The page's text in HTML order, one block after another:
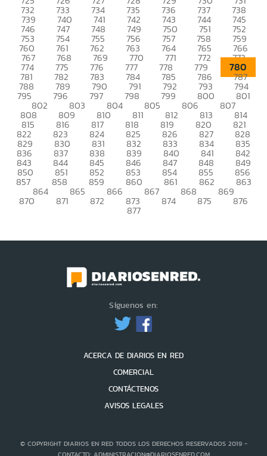
732 733 734 735 736 737 738
739 740 741 742 743 744 745
746 747 748 749 750 751 752
753 754 755 756 757 758 759
760 761 762 763 764 765 766
767 768 769 770 771 772 773
774 775 776 777 778 779 780
781 782 783 784 785 786 787
788 789 790 791 792 793 794
795 796 797 798 799 800 801
802 803 804 805 806 807
808 809 810 811 812 813 814
815 816 817 818 819 820 821
822 823 824 825 826 827 828
829 830 831 832 833 834 835
836 837 838 839 840 841 842
843 844 845 846 847 848 849
850 851 852 853 854 855 856
857 858 859 860 861 862 863
864 865 866 867 868 869
870 871 872 873 874 875 876
877
Síguenos en:
ACERCA DE DIARIOS EN RED
COMERCIAL
CONTÁCTENOS
AVISOS LEGALES
© COPYRIGHT DIARIOS EN RED TODOS LOS DERECHOS RESERVADOS 2019 -